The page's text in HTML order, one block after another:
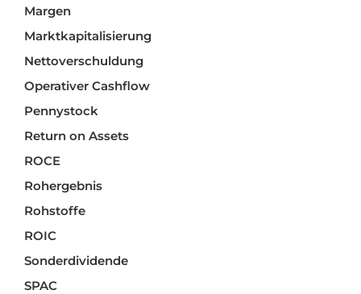
Margen
Marktkapitalisierung
Nettoverschuldung
Operativer Cashflow
Pennystock
Return on Assets
ROCE
Rohergebnis
Rohstoffe
ROIC
Sonderdividende
SPAC